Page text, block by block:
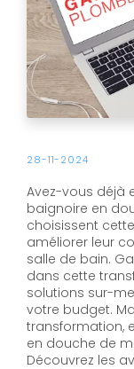
28-11-2024
Avez-vous déjà
baignoire en
choisissent
améliorer leur
salle de bain.
dans cette
solutions sur-
votre budget.
transformation,
en douche de
Découvrez les